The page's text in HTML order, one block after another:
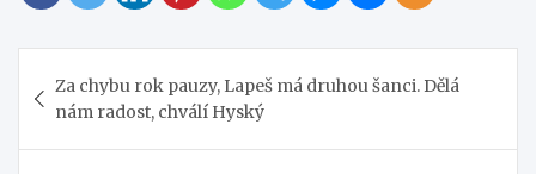
pro
příspěvek
Za chybu rok pauzy, Lapeš má druhou šanci. Dělá
nám radost, chválí Hyský